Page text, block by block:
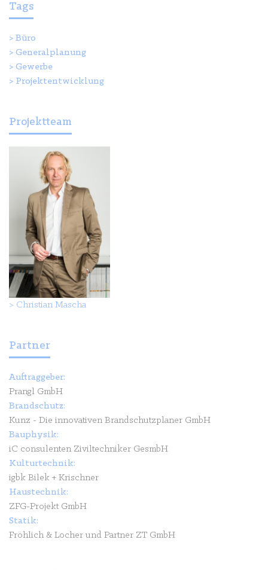
Tags
> Büro
> Generalplanung
> Gewerbe
> Projektentwicklung
Projektteam
> Christian Mascha
Partner
Auftraggeber:
Prangl GmbH
Brandschutz:
Kunz - Die innovativen Brandschutzplaner GmbH
Bauphysik:
iC consulenten Ziviltechniker GesmbH
Kulturtechnik:
igbk Bilek + Krischner
Haustechnik:
ZFG-Projekt GmbH
Statik:
Fröhlich & Locher und Partner ZT GmbH